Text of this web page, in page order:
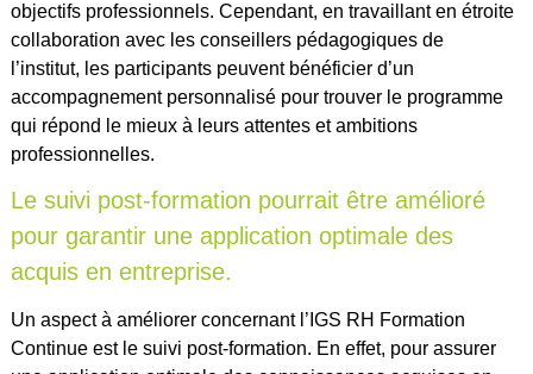
objectifs professionnels. Cependant, en travaillant en étroite
collaboration avec les conseillers pédagogiques de
l’institut, les participants peuvent bénéficier d’un
accompagnement personnalisé pour trouver le programme
qui répond le mieux à leurs attentes et ambitions
professionnelles.
Le suivi post-formation pourrait être amélioré
pour garantir une application optimale des
acquis en entreprise.
Un aspect à améliorer concernant l’IGS RH Formation
Continue est le suivi post-formation. En effet, pour assurer